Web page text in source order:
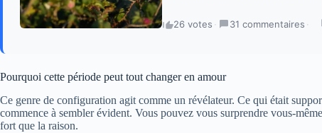
26 votes · 31 commentaires ·
Pourquoi cette période peut tout changer en amour
Ce genre de configuration agit comme un révélateur. Ce qui était
commence à sembler évident. Vous pouvez vous surprendre vous-
fort que la raison.